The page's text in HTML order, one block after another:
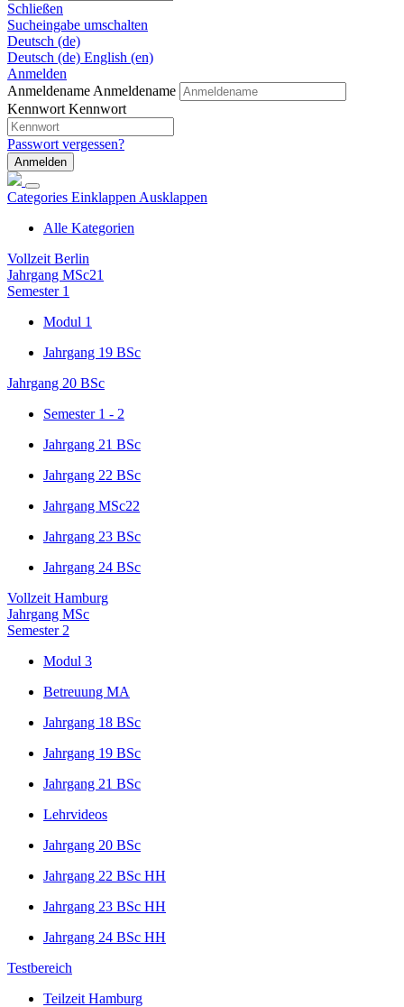
Schließen
Sucheingabe umschalten
Deutsch ‎(de)‎
Deutsch ‎(de)‎ English ‎(en)‎
Anmelden
Anmeldename Anmeldename
Kennwort Kennwort
Passwort vergessen?
Anmelden
Categories Einklappen Ausklappen
Alle Kategorien
Vollzeit Berlin
Jahrgang MSc21
Semester 1
Modul 1
Jahrgang 19 BSc
Jahrgang 20 BSc
Semester 1 - 2
Jahrgang 21 BSc
Jahrgang 22 BSc
Jahrgang MSc22
Jahrgang 23 BSc
Jahrgang 24 BSc
Vollzeit Hamburg
Jahrgang MSc
Semester 2
Modul 3
Betreuung MA
Jahrgang 18 BSc
Jahrgang 19 BSc
Jahrgang 21 BSc
Lehrvideos
Jahrgang 20 BSc
Jahrgang 22 BSc HH
Jahrgang 23 BSc HH
Jahrgang 24 BSc HH
Testbereich
Teilzeit Hamburg